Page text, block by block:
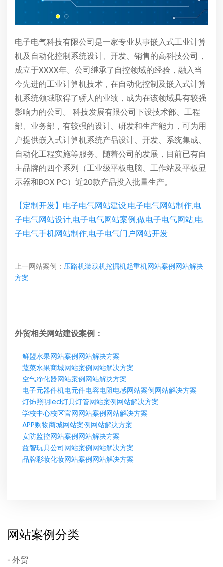
电子电气科技有限公司是一家专业从事嵌入式工业计算
机及自动化控制系统设计、开发、销售的高科技公司，
成立于XXXX年。公司继承了自控领域的经验，融入当
今先进的工业计算机技术，在自动化控制及嵌入式计算
机系统领域取得了骄人的业绩，成为在该领域具有较强
影响力的公司。 科技发展有限公司下设技术部、工程
部、业务部，有较强的设计、研发和生产能力，可为用
户提供嵌入式计算机系统产品设计、开发、系统集成、
自动化工程实施等服务。随着公司的发展，目前已有自
主品牌的四个系列（工业级平板电脑、工作站及平板显
示器和BOX PC）近20款产品投入批量生产。
【定制开发】电子电气网站建设,电子电气网站制作,电
子电气网站设计,电子电气网站案例,做电子电气网站,电
子电气手机网站制作,电子电气门户网站开发
上一网站案例： 压路机装载机挖掘机起重机网站案例网站解决
方案
外贸相关网站建设案例：
鲜盟水果网站案例网站解决方案
蔬菜水果商城网站案例网站解决方案
空气净化器网站案例网站解决方案
电子元器件机电元件电容电阻电感网站案例网站解决方案
灯饰照明led灯具灯管网站案例网站解决方案
学校中心校区官网网站案例网站解决方案
APP购物商城网站案例网站解决方案
安防监控网站案例网站解决方案
益智玩具公司网站案例网站解决方案
品牌彩妆化妆网站案例网站解决方案
网站案例分类
外贸